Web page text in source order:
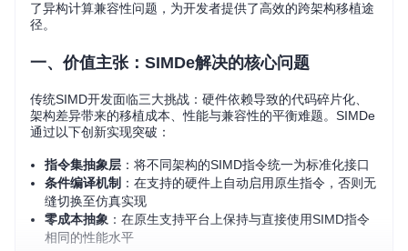
了异构计算兼容性问题，为开发者提供了高效的跨架构移植途
径。
一、价值主张：SIMDe解决的核心问题
传统SIMD开发面临三大挑战：硬件依赖导致的代码碎片化、
架构差异带来的移植成本、性能与兼容性的平衡难题。SIMDe
通过以下创新实现突破：
指令集抽象层 ：将不同架构的SIMD指令统一为标准化接口
条件编译机制 ：在支持的硬件上自动启用原生指令，否则无
缝切换至仿真实现
零成本抽象 ：在原生支持平台上保持与直接使用SIMD指令
相同的性能水平